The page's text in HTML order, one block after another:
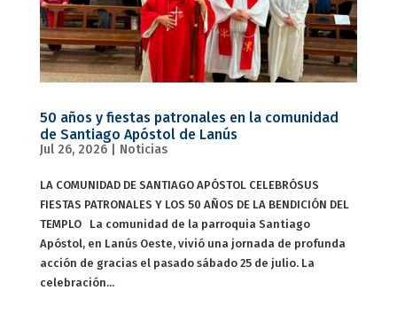
50 años y fiestas patronales en la comunidad
de Santiago Apóstol de Lanús
Jul 26, 2026| Noticias
LA COMUNIDAD DE SANTIAGO APÓSTOL CELEBRÓSUS
FIESTAS PATRONALES Y LOS 50 AÑOS DE LA BENDICIÓN DEL
TEMPLO La comunidad de la parroquia Santiago
Apóstol, en Lanús Oeste, vivió una jornada de profunda
acción de gracias el pasado sábado 25 de julio. La
celebración...